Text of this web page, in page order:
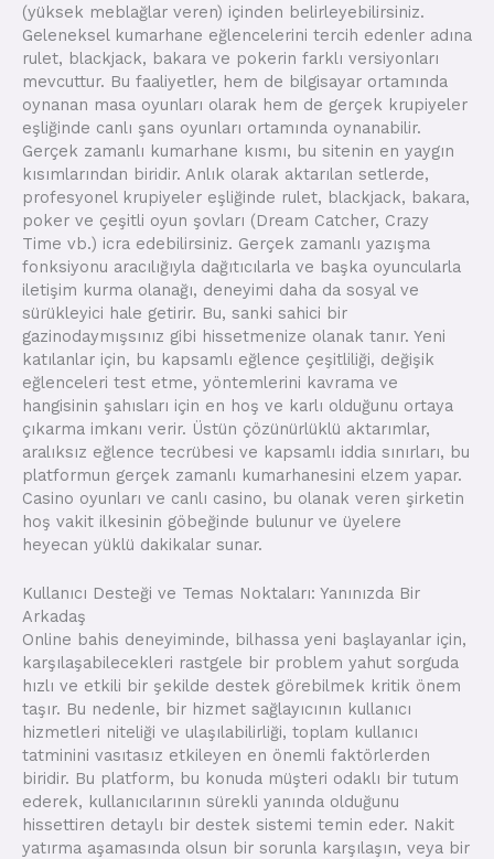
(yüksek meblağlar veren) içinden belirleyebilirsiniz.
Geleneksel kumarhane eğlencelerini tercih edenler adına
rulet, blackjack, bakara ve pokerin farklı versiyonları
mevcuttur. Bu faaliyetler, hem de bilgisayar ortamında
oynanan masa oyunları olarak hem de gerçek krupiyeler
eşliğinde canlı şans oyunları ortamında oynanabilir.
Gerçek zamanlı kumarhane kısmı, bu sitenin en yaygın
kısımlarından biridir. Anlık olarak aktarılan setlerde,
profesyonel krupiyeler eşliğinde rulet, blackjack, bakara,
poker ve çeşitli oyun şovları (Dream Catcher, Crazy
Time vb.) icra edebilirsiniz. Gerçek zamanlı yazışma
fonksiyonu aracılığıyla dağıtıcılarla ve başka oyuncularla
iletişim kurma olanağı, deneyimi daha da sosyal ve
sürükleyici hale getirir. Bu, sanki sahici bir
gazinodaymışsınız gibi hissetmenize olanak tanır. Yeni
katılanlar için, bu kapsamlı eğlence çeşitliliği, değişik
eğlenceleri test etme, yöntemlerini kavrama ve
hangisinin şahısları için en hoş ve karlı olduğunu ortaya
çıkarma imkanı verir. Üstün çözünürlüklü aktarımlar,
aralıksız eğlence tecrübesi ve kapsamlı iddia sınırları, bu
platformun gerçek zamanlı kumarhanesini elzem yapar.
Casino oyunları ve canlı casino, bu olanak veren şirketin
hoş vakit ilkesinin göbeğinde bulunur ve üyelere
heyecan yüklü dakikalar sunar.
Kullanıcı Desteği ve Temas Noktaları: Yanınızda Bir
Arkadaş
Online bahis deneyiminde, bilhassa yeni başlayanlar için,
karşılaşabilecekleri rastgele bir problem yahut sorguda
hızlı ve etkili bir şekilde destek görebilmek kritik önem
taşır. Bu nedenle, bir hizmet sağlayıcının kullanıcı
hizmetleri niteliği ve ulaşılabilirliği, toplam kullanıcı
tatminini vasıtasız etkileyen en önemli faktörlerden
biridir. Bu platform, bu konuda müşteri odaklı bir tutum
ederek, kullanıcılarının sürekli yanında olduğunu
hissettiren detaylı bir destek sistemi temin eder. Nakit
yatırma aşamasında olsun bir sorunla karşılaşın, veya bir